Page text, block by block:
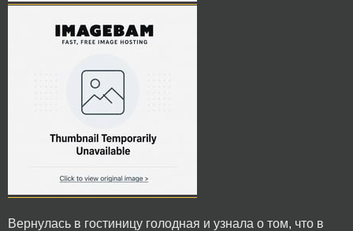
Вернулась в гостиницу голодная и узнала о том, что в